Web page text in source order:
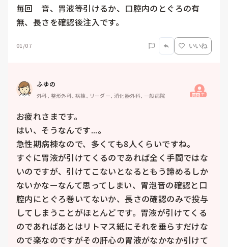
毎回　音、胃液等引けるか、口腔内のとぐろの有
無、長さを確認後注入です。
01/07 いいね
ふゆの
外科, 整形外科, 病棟, リーダー, 消化器外科, 一般病院 質問主
お疲れさまです。
はい、そうなんです...。
急性期病棟なので、多くても8人くらいですね。
すぐに胃液が引けてくるのであれば全く手間ではな
いのですが、引けてこないとなるともう諦めるしか
ないかなーなんて思ってしまい、胃泡音の確認と口
腔内にとぐろ巻いてないか、長さの確認のみで投与
してしまうことがほとんどです。胃液が引けてくる
のであればあとはリトマス紙にそれを垂らすだけな
ので楽なのですがその肝心の胃液がなかなか引けて